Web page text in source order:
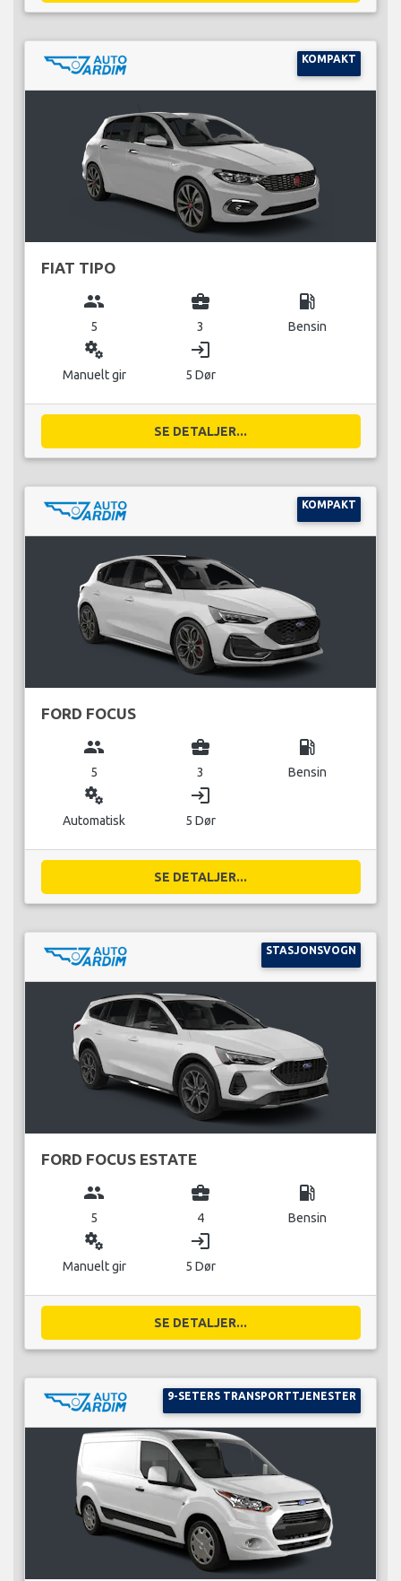
KOMPAKT
FIAT TIPO
group
5
business_center
3
local_gas_station
Bensin
miscellaneous_services
Manuelt gir
login
5 Dør
SE DETALJER...
KOMPAKT
FORD FOCUS
group
5
business_center
3
local_gas_station
Bensin
miscellaneous_services
Automatisk
login
5 Dør
SE DETALJER...
STASJONSVOGN
FORD FOCUS ESTATE
group
5
business_center
4
local_gas_station
Bensin
miscellaneous_services
Manuelt gir
login
5 Dør
SE DETALJER...
9-SETERS TRANSPORTTJENESTER